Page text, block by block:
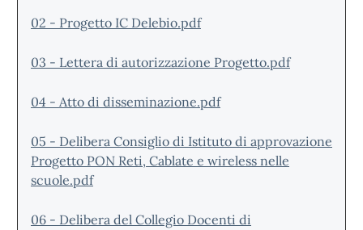
02 - Progetto IC Delebio.pdf
03 - Lettera di autorizzazione Progetto.pdf
04 - Atto di disseminazione.pdf
05 - Delibera Consiglio di Istituto di approvazione
Progetto PON Reti, Cablate e wireless nelle
scuole.pdf
06 - Delibera del Collegio Docenti di